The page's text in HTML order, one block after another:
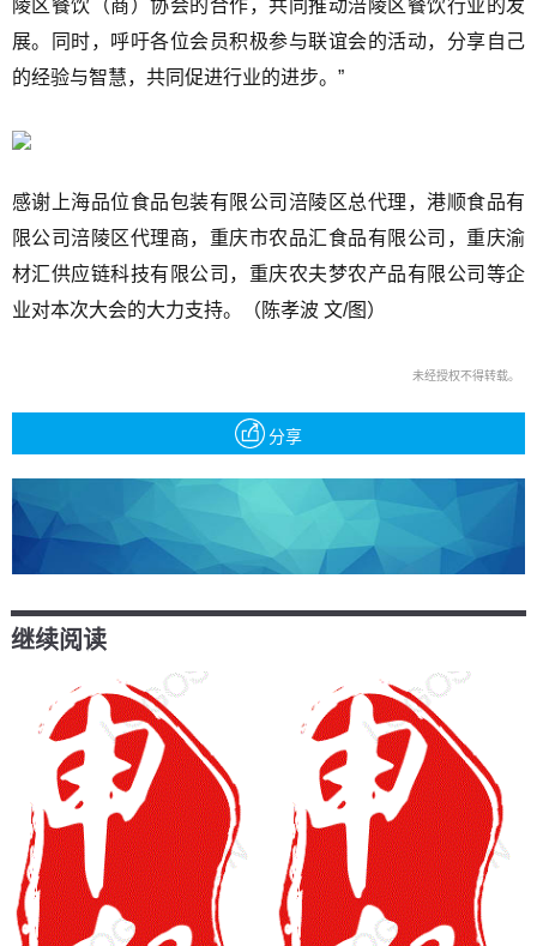
陵区餐饮（商）协会的合作，共同推动涪陵区餐饮行业的发
展。同时，呼吁各位会员积极参与联谊会的活动，分享自己
的经验与智慧，共同促进行业的进步。”
感谢上海品位食品包装有限公司涪陵区总代理，港顺食品有
限公司涪陵区代理商，重庆市农品汇食品有限公司，重庆渝
材汇供应链科技有限公司，重庆农夫梦农产品有限公司等企
业对本次大会的大力支持。（陈孝波 文/图）
未经授权不得转载。
分享
继续阅读